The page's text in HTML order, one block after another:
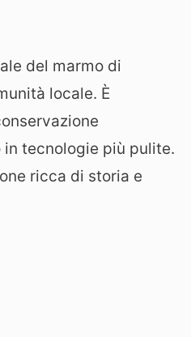
del marmo di
locale. È
in tecnologie più pulite.
ricca di storia e